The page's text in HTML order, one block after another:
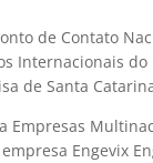
de Contato
Internacionais
de Santa
Engevix